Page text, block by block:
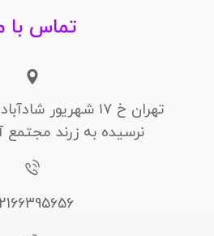
تماس با
تهران خ ۱۷ شهریور
نرسیده به زرند مجتمع